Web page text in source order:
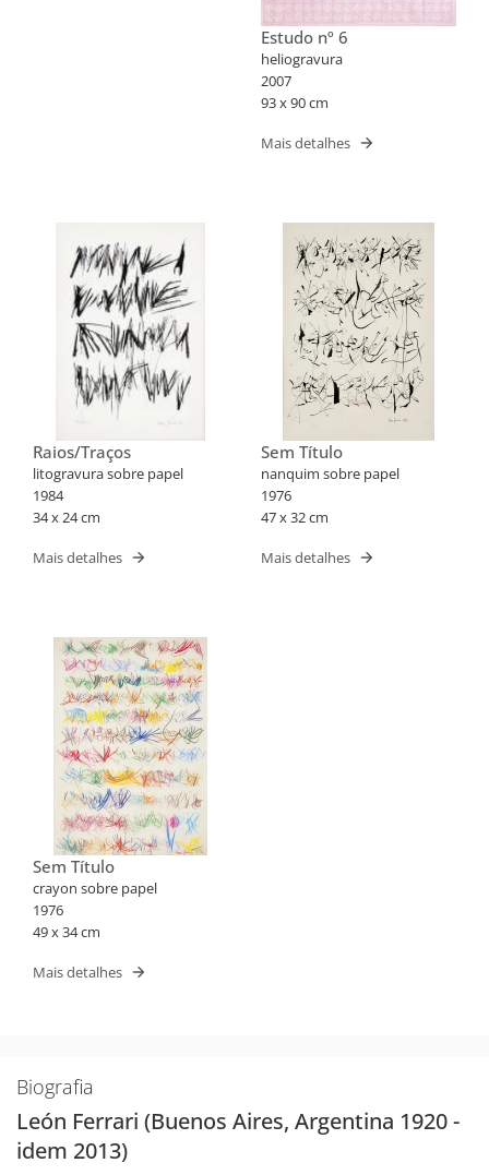
Estudo nº 6
heliogravura
2007
93 x 90 cm
Mais detalhes
Raios/Traços
litogravura sobre papel
1984
34 x 24 cm
Mais detalhes
Sem Título
nanquim sobre papel
1976
47 x 32 cm
Mais detalhes
Sem Título
crayon sobre papel
1976
49 x 34 cm
Mais detalhes
Biografia
León Ferrari (Buenos Aires, Argentina 1920 -
idem 2013)